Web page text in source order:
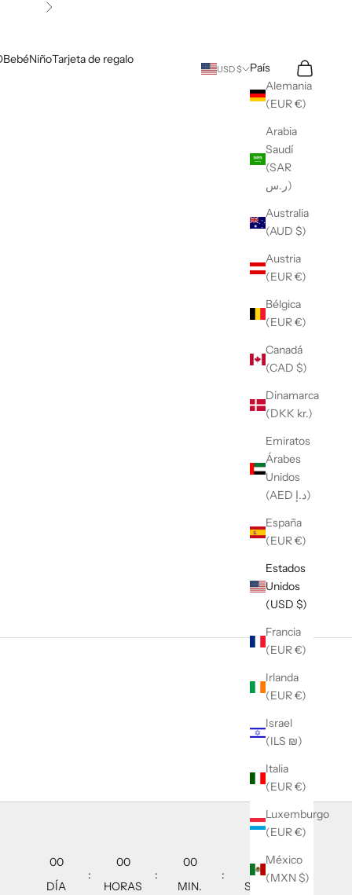
Siguiente
BebéNiñoTarjeta de regalo
USD $
País
Alemania
(EUR €)
Arabia
Saudí
(SAR
ر.س)
Australia
(AUD $)
Austria
(EUR €)
Bélgica
(EUR €)
Canadá
(CAD $)
Dinamarca
(DKK kr.)
Emiratos
Árabes
Unidos
(AED د.إ)
España
(EUR €)
Estados
Unidos
(USD $)
Francia
(EUR €)
Irlanda
(EUR €)
Israel
(ILS ₪)
Italia
(EUR €)
Luxemburgo
(EUR €)
México
(MXN $)
Buscar
Cesta
00
DÍA
:
00
HORAS
:
00
MIN.
:
00
SEG.